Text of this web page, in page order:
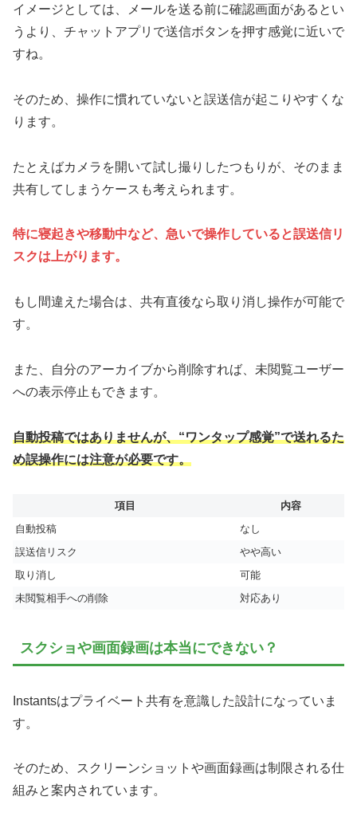
イメージとしては、メールを送る前に確認画面があるとい
うより、チャットアプリで送信ボタンを押す感覚に近いで
すね。
そのため、操作に慣れていないと誤送信が起こりやすくな
ります。
たとえばカメラを開いて試し撮りしたつもりが、そのまま
共有してしまうケースも考えられます。
特に寝起きや移動中など、急いで操作していると誤送信リ
スクは上がります。
もし間違えた場合は、共有直後なら取り消し操作が可能で
す。
また、自分のアーカイブから削除すれば、未閲覧ユーザー
への表示停止もできます。
自動投稿ではありませんが、“ワンタップ感覚”で送れるた
め誤操作には注意が必要です。
項目
内容
自動投稿
なし
誤送信リスク
やや高い
取り消し
可能
未閲覧相手への削除
対応あり
スクショや画面録画は本当にできない？
Instantsはプライベート共有を意識した設計になっていま
す。
そのため、スクリーンショットや画面録画は制限される仕
組みと案内されています。